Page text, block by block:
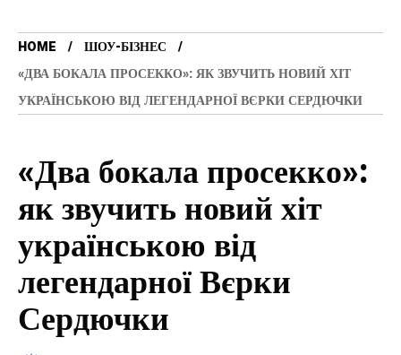
HOME
ШОУ-БІЗНЕС
«ДВА БОКАЛА ПРОСЕККО»: ЯК ЗВУЧИТЬ НОВИЙ ХІТ
УКРАЇНСЬКОЮ ВІД ЛЕГЕНДАРНОЇ ВЄРКИ СЕРДЮЧКИ
«Два бокала просекко»:
як звучить новий хіт
українською від
легендарної Вєрки
Сердючки